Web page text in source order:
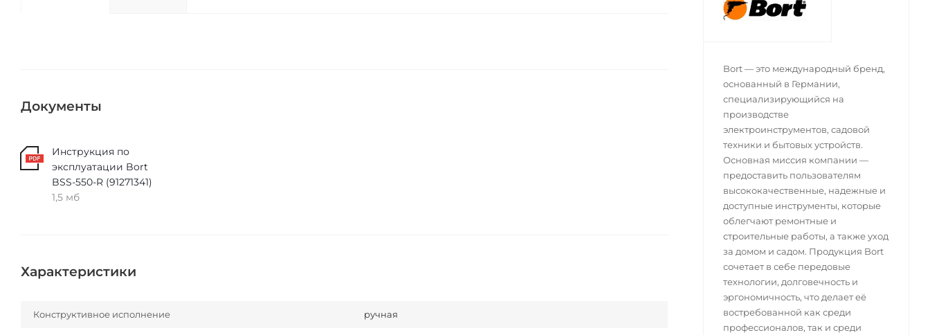
Документы
Инструкция по
эксплуатации Bort
BSS-550-R (91271341)
1,5 мб
Характеристики
Конструктивное исполнение ручная
Bort — это международный бренд,
основанный в Германии,
специализирующийся на
производстве
электроинструментов, садовой
техники и бытовых устройств.
Основная миссия компании —
предоставить пользователям
высококачественные, надежные и
доступные инструменты, которые
облегчают ремонтные и
строительные работы, а также уход
за домом и садом. Продукция Bort
сочетает в себе передовые
технологии, долговечность и
эргономичность, что делает её
востребованной как среди
профессионалов, так и среди